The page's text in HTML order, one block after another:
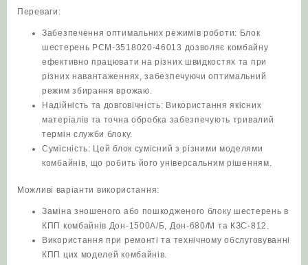
Переваги:
Забезпечення оптимальних режимів роботи: Блок
шестерень РСМ-3518020-46013 дозволяє комбайну
ефективно працювати на різних швидкостях та при
різних навантаженнях, забезпечуючи оптимальний
режим збирання врожаю.
Надійність та довговічність: Використання якісних
матеріалів та точна обробка забезпечують тривалий
термін служби блоку.
Сумісність: Цей блок сумісний з різними моделями
комбайнів, що робить його універсальним рішенням.
Можливі варіанти використання:
Заміна зношеного або пошкодженого блоку шестерень в
КПП комбайнів Дон-1500А/Б, Дон-680/М та КЗС-812.
Використання при ремонті та технічному обслуговуванні
КПП цих моделей комбайнів.